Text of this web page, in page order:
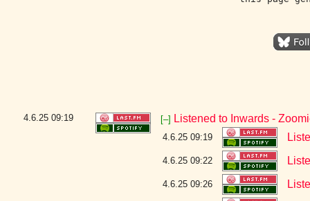
4.6.25 09:19 [–] Listened to Inwards -
4.6.25 09:19
4.6.25 09:22
4.6.25 09:26